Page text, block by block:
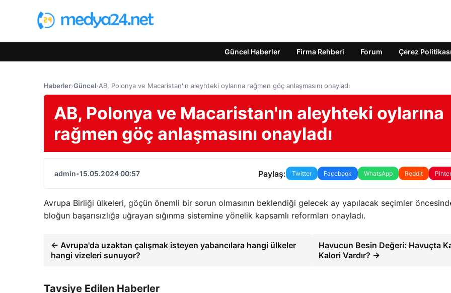
Güncel Haberler Firma Rehberi Forum Çerez Politikası
Haberler›Güncel›AB, Polonya ve Macaristan'ın aleyhteki oylarına rağmen göç anlaşmasını onayladı
AB, Polonya ve Macaristan'ın aleyhteki oylarına
rağmen göç anlaşmasını onayladı
admin•15.05.2024 00:57 Paylaş: Twitter Facebook WhatsApp Reddit
Avrupa Birliği ülkeleri, göçün önemli bir sorun olmasının beklendiği gelecek ay yapılacak seçimler
bloğun başarısızlığa uğrayan sığınma sistemine yönelik kapsamlı reformları onayladı.
← Avrupa'da uzaktan çalışmak isteyen yabancılara hangi ülkeler
hangi vizeleri sunuyor?
Havucun Besin Değeri: Havuçta
Kalori Vardır? →
Tavsiye Edilen Haberler